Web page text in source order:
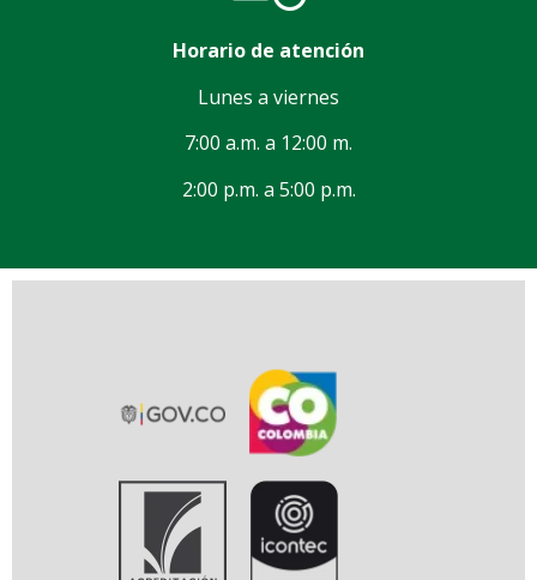
Horario de atención
Lunes a viernes
7:00 a.m. a 12:00 m.
2:00 p.m. a 5:00 p.m.